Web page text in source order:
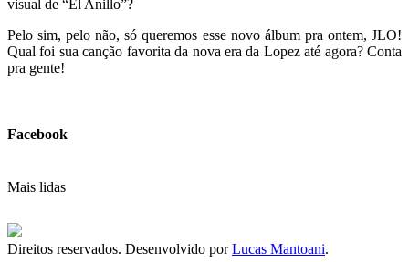
visual de “El Anillo”?
Pelo sim, pelo não, só queremos esse novo álbum pra ontem, JLO!
Qual foi sua canção favorita da nova era da Lopez até agora? Conta
pra gente!
Facebook
Mais lidas
Direitos reservados. Desenvolvido porLucas Mantoani.